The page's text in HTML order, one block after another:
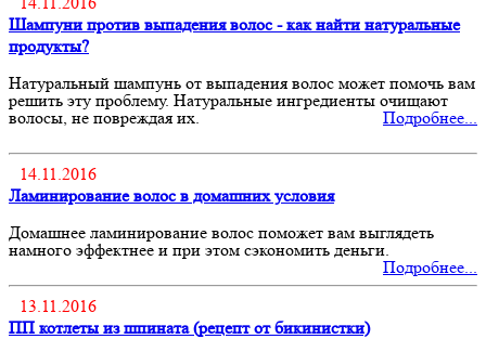
Шампуни против выпадения волос - как найти натуральные
продукты?
Натуральный шампунь от выпадения волос может помочь вам
решить эту проблему. Натуральные ингредиенты очищают
волосы, не повреждая их.
Подробнее...
14.11.2016
Ламинирование волос в домашних условия
Домашнее ламинирование волос поможет вам выглядеть
намного эффектнее и при этом сэкономить деньги.
Подробнее...
13.11.2016
ПП котлеты из шпината (рецепт от бикинистки)